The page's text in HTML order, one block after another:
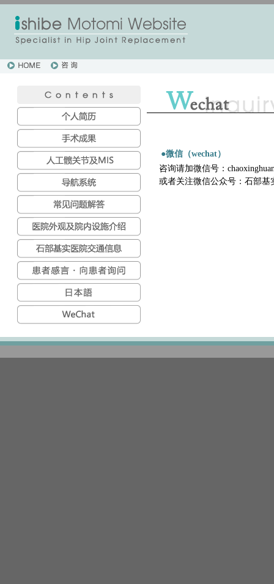
●微信（wechat）
咨询请加微信号：
或者关注微信公众号：石部基